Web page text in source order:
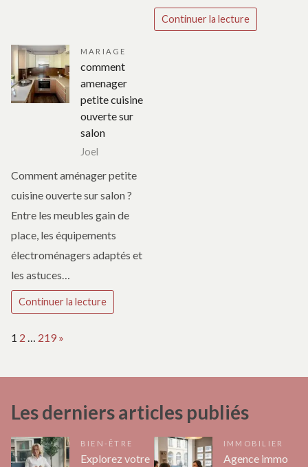
Continuer la lecture
MARIAGE
comment
amenager
petite cuisine
ouverte sur
salon
Joel
Comment aménager petite
cuisine ouverte sur salon ?
Entre les meubles gain de
place, les équipements
électroménagers adaptés et
les astuces…
Continuer la lecture
Page:
1 2 … 219 Next
»
Les derniers articles publiés
BIEN-ÊTRE
Explorez votre
IMMOBILIER
Agence immo